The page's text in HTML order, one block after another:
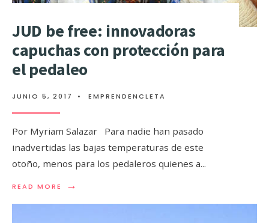
JUD be free: innovadoras
capuchas con protección para
el pedaleo
JUNIO 5, 2017 • EMPRENDENCLETA
Por Myriam Salazar Para nadie han pasado
inadvertidas las bajas temperaturas de este
otoño, menos para los pedaleros quienes a...
READ MORE →